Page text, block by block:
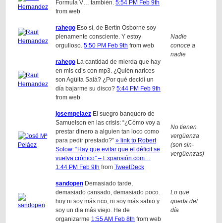
Formula V… también. 5:54 PM Feb 9th
from web
Nadie
conoce a
nadie
rahego Eso sí, de Bertín Osborne soy
plenamente consciente. Y estoy
orgulloso. 5:50 PM Feb 9th from web
rahego La cantidad de mierda que hay
en mis cd’s con mp3. ¿Quién narices
son Agüita Salá? ¿Por qué decidí un
día bajarme su disco? 5:44 PM Feb 9th
from web
josempelaez El suegro banquero de
Samuelson en las crisis: “¿Cómo voy a
prestar dinero a alguien tan loco como
para pedir prestado?” » link to Robert
Solow: “Hay que evitar que el déficit se
vuelva crónico” – Expansión.com…
1:44 PM Feb 9th from TweetDeck
No tienen
vergüenza
(son sin-
vergüenzas)
sandopen Demasiado tarde,
demasiado cansado, demasiado poco.
hoy ni soy más rico, ni soy más sabio y
soy un dia más viejo. He de
organizarme 1:55 AM Feb 8th from web
Lo que
queda del
día